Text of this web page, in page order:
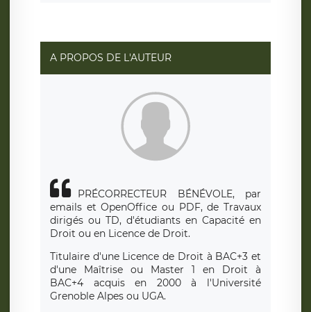
A PROPOS DE L'AUTEUR
PRÉCORRECTEUR BÉNÉVOLE, par
emails et OpenOffice ou PDF, de Travaux
dirigés ou TD, d'étudiants en Capacité en
Droit ou en Licence de Droit.
Titulaire d'une Licence de Droit à BAC+3 et
d'une Maîtrise ou Master 1 en Droit à
BAC+4 acquis en 2000 à l'Université
Grenoble Alpes ou UGA.